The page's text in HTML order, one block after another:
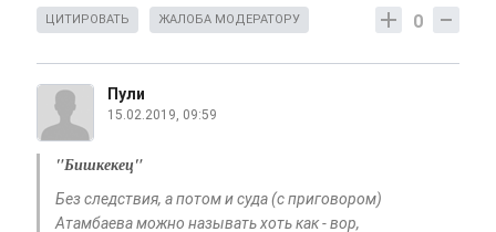
0
ЦИТИРОВАТЬ ЖАЛОБА МОДЕРАТОРУ
Пули
15.02.2019, 09:59
"Бишкекец"
Без следствия, а потом и суда (с приговором)
Атамбаева можно называть хоть как - вор,